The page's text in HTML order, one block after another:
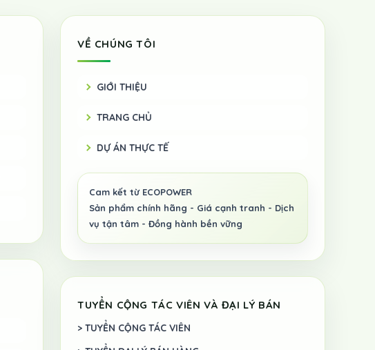
VỀ CHÚNG TÔI
GIỚI THIỆU
TRANG CHỦ
DỰ ÁN THỰC TẾ
TUYỂN CỘNG TÁC VIÊN VÀ ĐẠI LÝ BÁN
> TUYỂN CỘNG TÁC VIÊN